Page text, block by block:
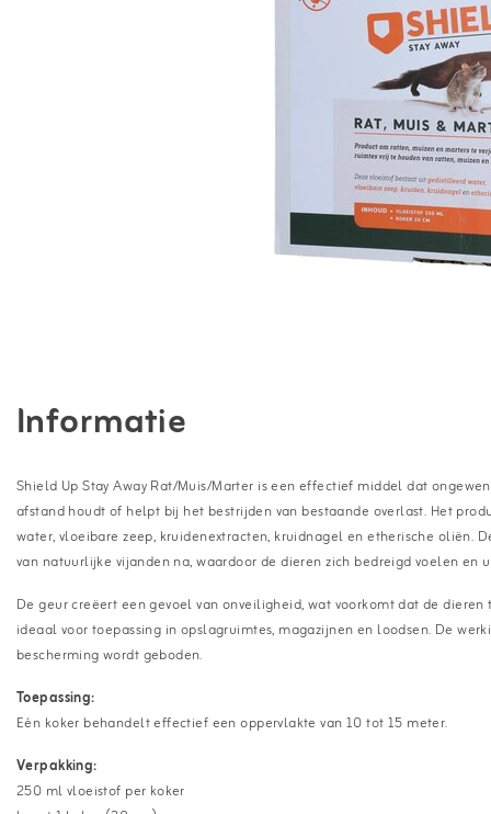
Informatie
Shield Up Stay Away Rat/Muis/Marter is een effectief middel dat
afstand houdt of helpt bij het bestrijden van bestaande overlast. Het
water, vloeibare zeep, kruidenextracten, kruidnagel en etherische oliën.
van natuurlijke vijanden na, waardoor de dieren zich bedreigd voelen en
De geur creëert een gevoel van onveiligheid, wat voorkomt dat de
ideaal voor toepassing in opslagruimtes, magazijnen en loodsen. De
bescherming wordt geboden.
Toepassing:
Eén koker behandelt effectief een oppervlakte van 10 tot 15 meter.
Verpakking:
250 ml vloeistof per koker